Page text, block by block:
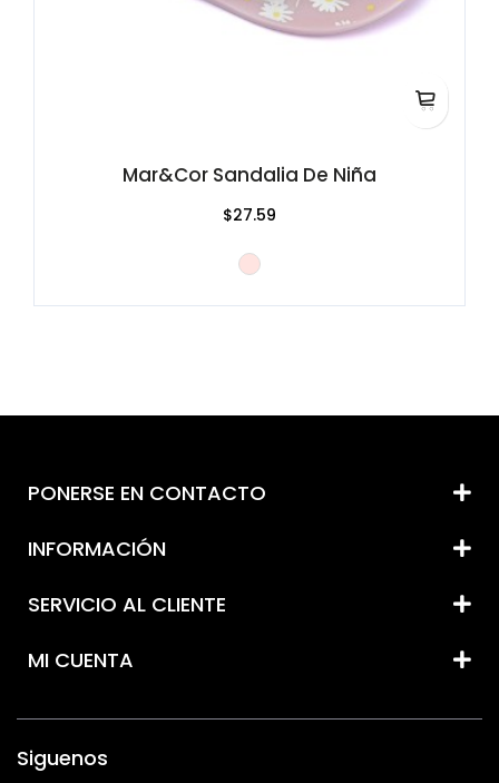
Mar&Cor Sandalia De Niña
$27.59
PONERSE EN CONTACTO
INFORMACIÓN
SERVICIO AL CLIENTE
MI CUENTA
Siguenos